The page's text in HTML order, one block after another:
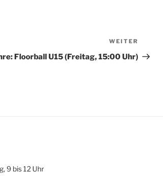
Beitrag
WEITER
Floorball U15 (Freitag, 15:00 Uhr)
9 bis 12 Uhr